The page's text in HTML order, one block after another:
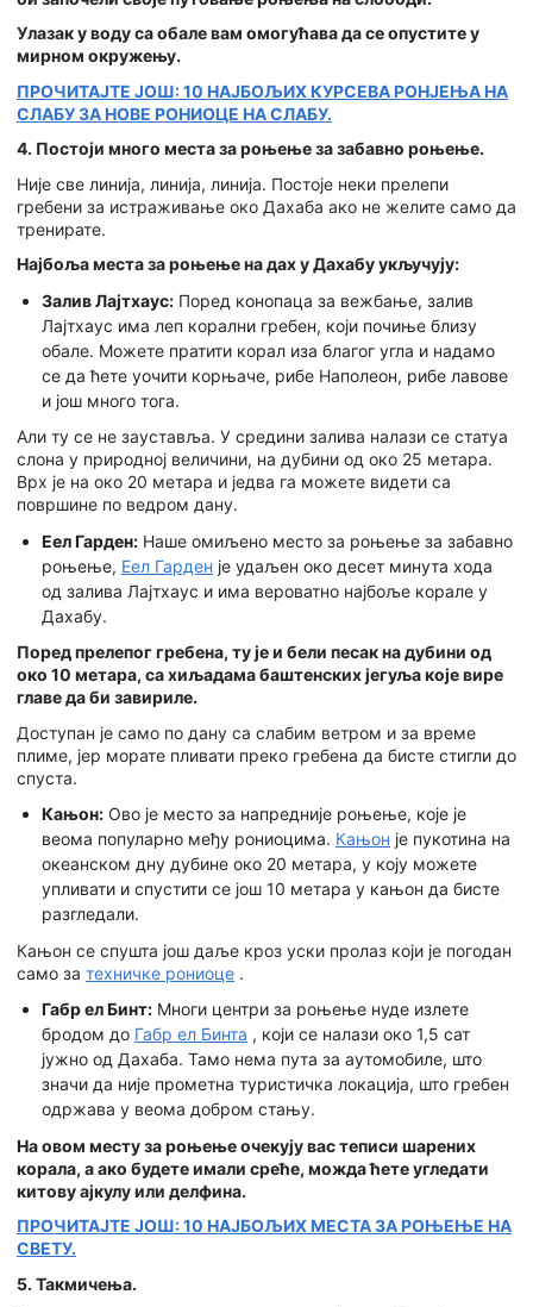
Улазак у воду са обале вам омогућава да се опустите у
мирном окружењу.
ПРОЧИТАЈТЕ ЈОШ: 10 НАЈБОЉИХ КУРСЕВА РОНЈЕЊА НА
СЛАБУ ЗА НОВЕ РОНИОЦЕ НА СЛАБУ.
4. Постоји много места за роњење за забавно роњење.
Није све линија, линија, линија. Постоје неки прелепи
гребени за истраживање око Дахаба ако не желите само да
тренирате.
Најбоља места за роњење на дах у Дахабу укључују:
Залив Лајтхаус: Поред конопаца за вежбање, залив
Лајтхаус има леп корални гребен, који почиње близу
обале. Можете пратити корал иза благог угла и надамо
се да ћете уочити корњаче, рибе Наполеон, рибе лавове
и још много тога.
Али ту се не зауставља. У средини залива налази се статуа
слона у природној величини, на дубини од око 25 метара.
Врх је на око 20 метара и једва га можете видети са
површине по ведром дану.
Еел Гарден: Наше омиљено место за роњење за забавно
роњење, Еел Гарден је удаљен око десет минута хода
од залива Лајтхаус и има вероватно најбоље корале у
Дахабу.
Поред прелепог гребена, ту је и бели песак на дубини од
око 10 метара, са хиљадама баштенских јегуља које вире
главе да би завириле.
Доступан је само по дану са слабим ветром и за време
плиме, јер морате пливати преко гребена да бисте стигли до
спуста.
Кањон: Ово је место за напредније роњење, које је
веома популарно међу рониоцима. Кањон је пукотина на
океанском дну дубине око 20 метара, у коју можете
упливати и спустити се још 10 метара у кањон да бисте
разгледали.
Кањон се спушта још даље кроз уски пролаз који је погодан
само за техничке рониоце .
Габр ел Бинт: Многи центри за роњење нуде излете
бродом до Габр ел Бинта , који се налази око 1,5 сат
јужно од Дахаба. Тамо нема пута за аутомобиле, што
значи да није прометна туристичка локација, што гребен
одржава у веома добром стању.
На овом месту за роњење очекују вас теписи шарених
корала, а ако будете имали среће, можда ћете угледати
китову ајкулу или делфина.
ПРОЧИТАЈТЕ ЈОШ: 10 НАЈБОЉИХ МЕСТА ЗА РОЊЕЊЕ НА
СВЕТУ.
5. Такмичења.